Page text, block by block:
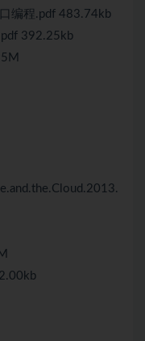
编程.pdf 483.74kb
392.25kb